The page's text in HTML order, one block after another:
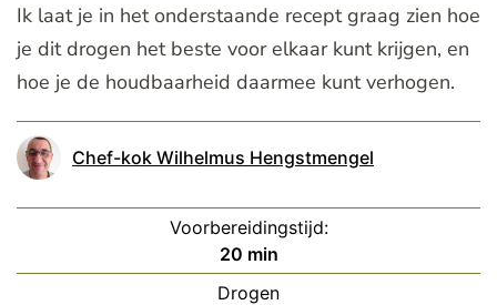
Ik laat je in het onderstaande recept graag zien hoe
je dit drogen het beste voor elkaar kunt krijgen, en
hoe je de houdbaarheid daarmee kunt verhogen.
Chef-kok Wilhelmus Hengstmengel
Voorbereidingstijd:
20minuten
min
Drogen